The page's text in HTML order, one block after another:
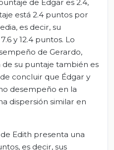
de Édgar es 2.4,
está 2.4 puntos por
es decir, su
y 12.4 puntos. Lo
de Gerardo,
de su puntaje también es
concluir que Édgar y
desempeño en la
dispersión similar en
Edith presenta una
es decir, sus